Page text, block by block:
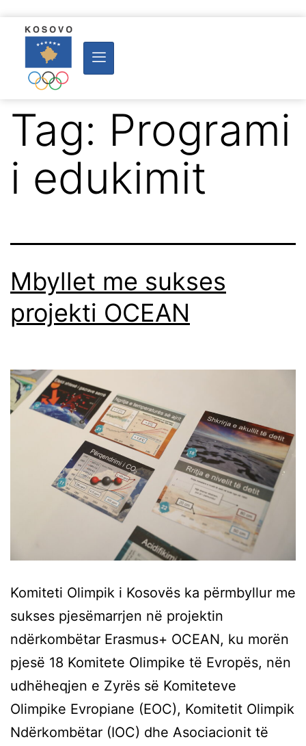
Tag: Programi
i edukimit
Mbyllet me sukses
projekti OCEAN
Komiteti Olimpik i Kosovës ka përmbyllur me
sukses pjesëmarrjen në projektin
ndërkombëtar Erasmus+ OCEAN, ku morën
pjesë 18 Komitete Olimpike të Evropës, nën
udhëheqjen e Zyrës së Komiteteve
Olimpike Evropiane (EOC), Komitetit Olimpik
Ndërkombëtar (IOC) dhe Asociacionit të